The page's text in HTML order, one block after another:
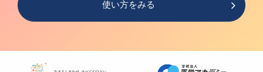
使い方をみる